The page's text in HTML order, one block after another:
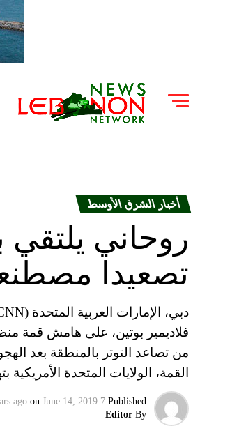
أخبار الشرق الأوسط
روحاني
تصعيدا
فلاديمير بوتين، على هامش قمة
من تصاعد التوتر بالمنطقة بعد
القمة، الولايات المتحدة
Published
7 years ago
on June 14, 2019
By
Editor